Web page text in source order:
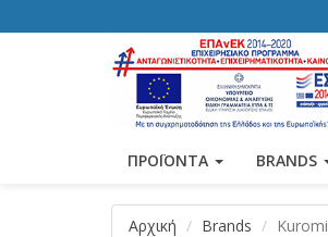
ΠΡΟΪΟΝΤΑ BRANDS
Αρχική Brands Kuromi